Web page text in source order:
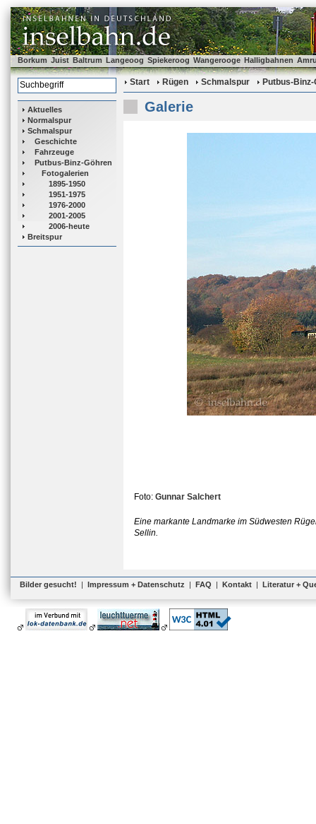
Borkum Juist Baltrum Langeoog Spiekeroog Wangerooge Halligbahnen
Aktuelles
Normalspur
Schmalspur
Geschichte
Fahrzeuge
Putbus-Binz-Göhren
Fotogalerien
1895-1950
1951-1975
1976-2000
2001-2005
2006-heute
Breitspur
Start Rügen Schmalspur Putbus-
Galerie
Foto: Gunnar Salchert
Eine markante Landmarke im Südwesten
Sellin.
Bilder gesucht! | Impressum + Datenschutz | FAQ | Kontakt | Literatur +